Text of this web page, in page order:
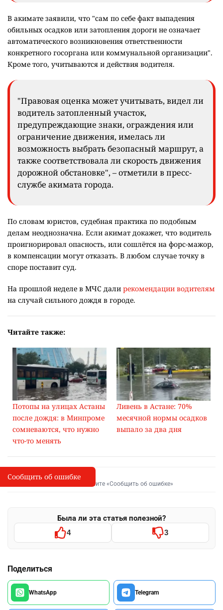
В акимате заявили, что "сам по себе факт выпадения
обильных осадков или затопления дороги не означает
автоматического возникновения ответственности
конкретного госоргана или коммунальной организации".
Кроме того, учитываются и действия водителя.
"Правовая оценка может учитывать, видел ли
водитель затопленный участок,
предупреждающие знаки, ограждения или
ограничение движения, имелась ли
возможность выбрать безопасный маршрут, а
также соответствовала ли скорость движения
дорожной обстановке", – отметили в пресс-
службе акимата города.
По словам юристов, судебная практика по подобным
делам неоднозначна. Если акимат докажет, что водитель
проигнорировал опасность, или сошлётся на форс-мажор,
в компенсации могут отказать. В любом случае точку в
споре поставит суд.
На прошлой неделе в МЧС дали рекомендации водителям
на случай сильного дождя в городе.
Читайте также:
Потопы на улицах Астаны
после дождя: в Минпроме
сомневаются, что нужно
что-то менять
Ливень в Астане: 70%
месячной нормы осадков
выпало за два дня
I
Сообщить об опечатке
Выделите фрагмент и нажмите «Сообщить об ошибке»
Была ли эта статья полезной?
4 3
Поделиться
WhatsApp Telegram
Сообщить об ошибке